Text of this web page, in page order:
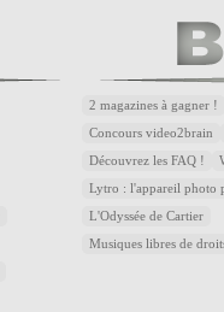
2 magazines à gagner !
Concours video2brain
Découvrez les FAQ !
Lytro : l'appareil photo
L'Odyssée de Cartier
Musiques libres de